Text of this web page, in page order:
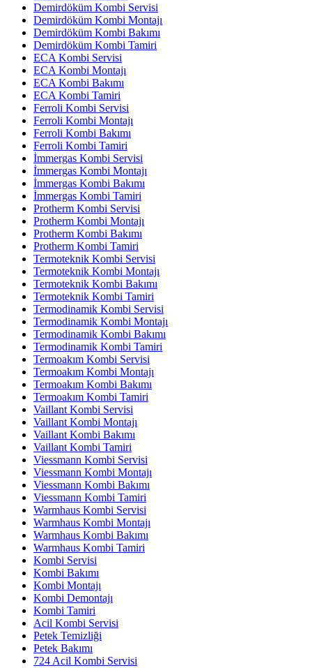
Demirdöküm Kombi Servisi
Demirdöküm Kombi Montajı
Demirdöküm Kombi Bakımı
Demirdöküm Kombi Tamiri
ECA Kombi Servisi
ECA Kombi Montajı
ECA Kombi Bakımı
ECA Kombi Tamiri
Ferroli Kombi Servisi
Ferroli Kombi Montajı
Ferroli Kombi Bakımı
Ferroli Kombi Tamiri
İmmergas Kombi Servisi
İmmergas Kombi Montajı
İmmergas Kombi Bakımı
İmmergas Kombi Tamiri
Protherm Kombi Servisi
Protherm Kombi Montajı
Protherm Kombi Bakımı
Protherm Kombi Tamiri
Termoteknik Kombi Servisi
Termoteknik Kombi Montajı
Termoteknik Kombi Bakımı
Termoteknik Kombi Tamiri
Termodinamik Kombi Servisi
Termodinamik Kombi Montajı
Termodinamik Kombi Bakımı
Termodinamik Kombi Tamiri
Termoakım Kombi Servisi
Termoakım Kombi Montajı
Termoakım Kombi Bakımı
Termoakım Kombi Tamiri
Vaillant Kombi Servisi
Vaillant Kombi Montajı
Vaillant Kombi Bakımı
Vaillant Kombi Tamiri
Viessmann Kombi Servisi
Viessmann Kombi Montajı
Viessmann Kombi Bakımı
Viessmann Kombi Tamiri
Warmhaus Kombi Servisi
Warmhaus Kombi Montajı
Warmhaus Kombi Bakımı
Warmhaus Kombi Tamiri
Kombi Servisi
Kombi Bakımı
Kombi Montajı
Kombi Demontajı
Kombi Tamiri
Acil Kombi Servisi
Petek Temizliği
Petek Bakımı
724 Acil Kombi Servisi